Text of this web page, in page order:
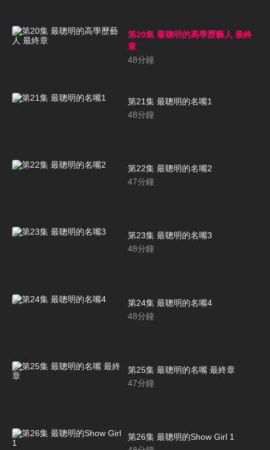
第20集 最聰明的高學歷藝人 最終
章
48分鐘
第21集 最聰明的名嘴1
48分鐘
第22集 最聰明的名嘴2
47分鐘
第23集 最聰明的名嘴3
48分鐘
第24集 最聰明的名嘴4
48分鐘
第25集 最聰明的名嘴 最終章
47分鐘
第26集 最聰明的Show Girl 1